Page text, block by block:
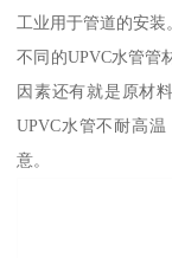
工业用于管道的安装
不同的UPVC水管管
因素还有就是原材
UPVC水管不耐高
意。